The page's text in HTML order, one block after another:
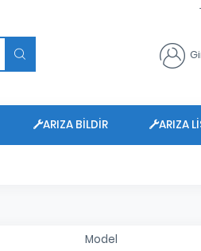
ARIZA BILDIR ARIZA
Model